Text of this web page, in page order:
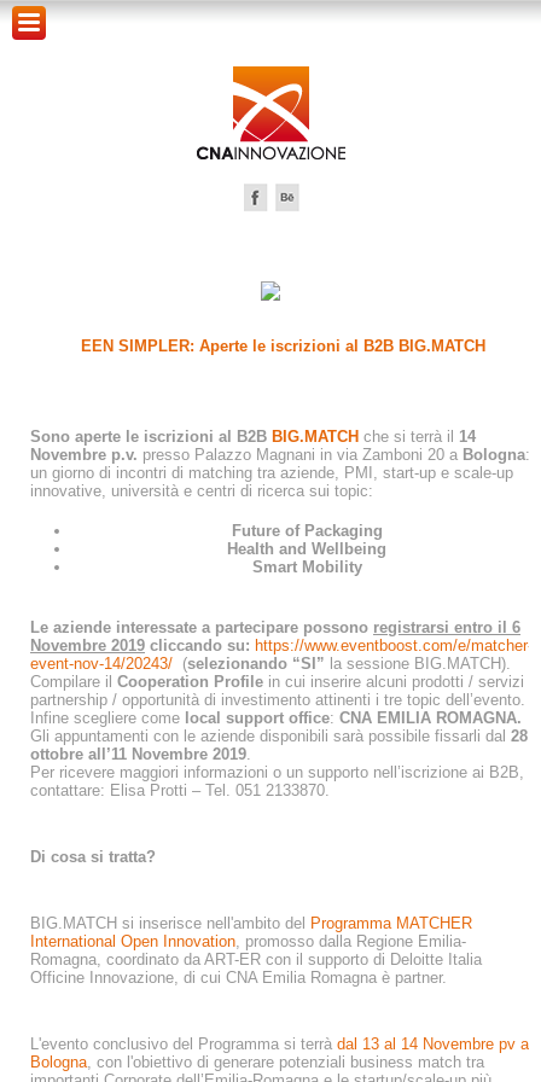
EEN SIMPLER: Aperte le iscrizioni al B2B BIG.MATCH
Sono aperte le iscrizioni al B2B BIG.MATCH che si terrà il 14
Novembre p.v. presso Palazzo Magnani in via Zamboni 20 a Bologna:
un giorno di incontri di matching tra aziende, PMI, start-up e scale-up
innovative, università e centri di ricerca sui topic:
Future of Packaging
Health and Wellbeing
Smart Mobility
Le aziende interessate a partecipare possono registrarsi entro il 6
Novembre 2019 cliccando su: https://www.eventboost.com/e/matcher-
event-nov-14/20243/ (selezionando “SI” la sessione BIG.MATCH).
Compilare il Cooperation Profile in cui inserire alcuni prodotti / servizi /
partnership / opportunità di investimento attinenti i tre topic dell’evento.
Infine scegliere come local support office: CNA EMILIA ROMAGNA.
Gli appuntamenti con le aziende disponibili sarà possibile fissarli dal 28
ottobre all’11 Novembre 2019.
Per ricevere maggiori informazioni o un supporto nell’iscrizione ai B2B,
contattare: Elisa Protti – Tel. 051 2133870.
Di cosa si tratta?
BIG.MATCH si inserisce nell'ambito del Programma MATCHER
International Open Innovation, promosso dalla Regione Emilia-
Romagna, coordinato da ART-ER con il supporto di Deloitte Italia
Officine Innovazione, di cui CNA Emilia Romagna è partner.
L'evento conclusivo del Programma si terrà dal 13 al 14 Novembre pv a
Bologna, con l'obiettivo di generare potenziali business match tra